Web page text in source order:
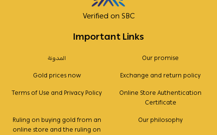
Important Links
المدونة
Our promise
Gold prices now
Exchange and return policy
Terms of Use and Privacy Policy
Online Store Authentication
Certificate
Ruling on buying gold from an
online store and the ruling on
Our philosophy
Verified on SBC